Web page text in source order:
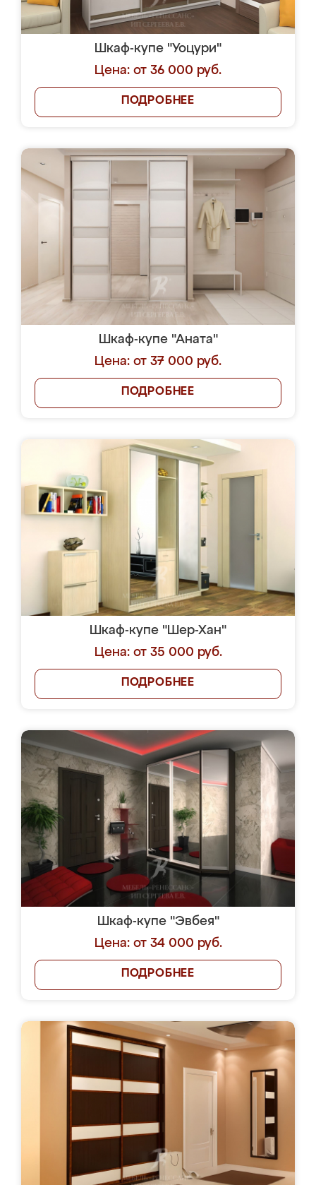
Шкаф-купе "Уоцури"
Цена: от 36 000 руб.
ПОДРОБНЕЕ
Шкаф-купе "Аната"
Цена: от 37 000 руб.
ПОДРОБНЕЕ
Шкаф-купе "Шер-Хан"
Цена: от 35 000 руб.
ПОДРОБНЕЕ
Шкаф-купе "Эвбея"
Цена: от 34 000 руб.
ПОДРОБНЕЕ